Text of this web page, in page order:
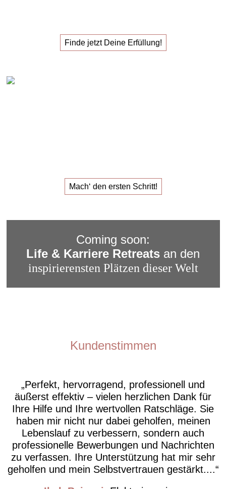
Finde jetzt Deine Erfüllung!
Mach‘ den ersten Schritt!
Coming soon:
Life & Karriere Retreats an den
inspirierensten Plätzen dieser Welt
Kundenstimmen
Perfekt, hervorragend, professionell und
äußerst effektiv – vielen herzlichen Dank für
Ihre Hilfe und Ihre wertvollen Ratschläge. Sie
haben mir nicht nur dabei geholfen, meinen
Lebenslauf zu verbessern, sondern auch
professionelle Bewerbungen und Nachrichten
zu verfassen. Ihre Unterstützung hat mir sehr
geholfen und mein Selbstvertrauen gestärkt....